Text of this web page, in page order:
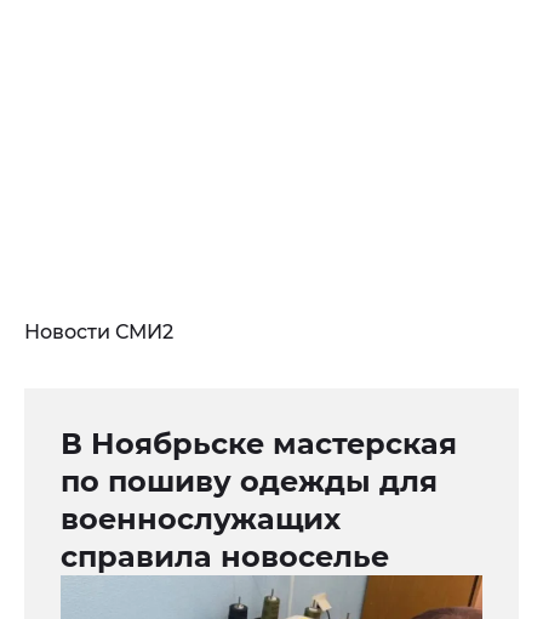
Новости СМИ2
В Ноябрьске мастерская
по пошиву одежды для
военнослужащих
справила новоселье